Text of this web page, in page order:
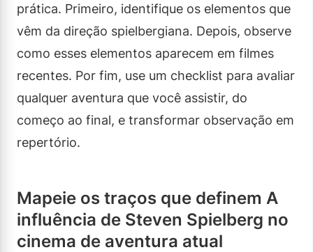
prática. Primeiro, identifique os elementos que
vêm da direção spielbergiana. Depois, observe
como esses elementos aparecem em filmes
recentes. Por fim, use um checklist para avaliar
qualquer aventura que você assistir, do
começo ao final, e transformar observação em
repertório.
Mapeie os traços que definem A
influência de Steven Spielberg no
cinema de aventura atual